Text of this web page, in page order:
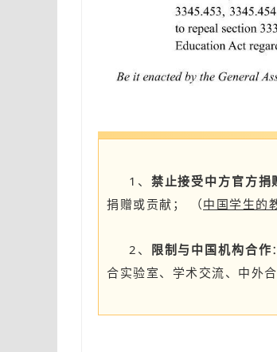
1、 禁止接受中方官方捐
捐赠或贡献； （中国学生的
2、 限制与中国机构合作
合实验室、学术交流、中外